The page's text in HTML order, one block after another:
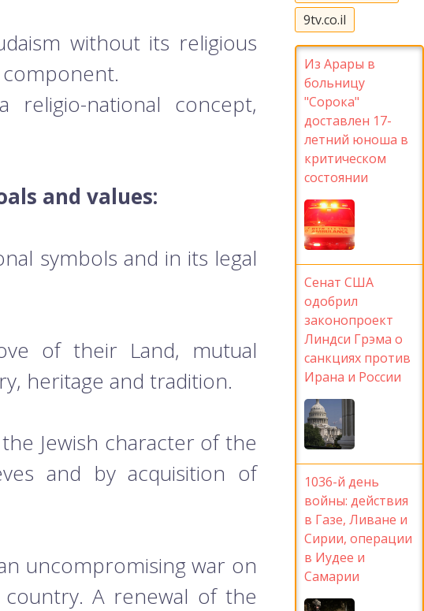
without its religious
national concept,
and values:
symbols and in its legal
of their Land, mutual
heritage and tradition.
Jewish character of the
and by acquisition of
uncompromising war on
A renewal of the
9tv.co.il
Из Арары в
больницу
"Сорока"
доставлен 17-
летний юноша в
критическом
состоянии
Сенат США
одобрил
законопроект
Линдси Грэма о
санкциях против
Ирана и России
1036-й день
войны: действия
в Газе, Ливане и
Сирии, операции
в Иудее и
Самарии